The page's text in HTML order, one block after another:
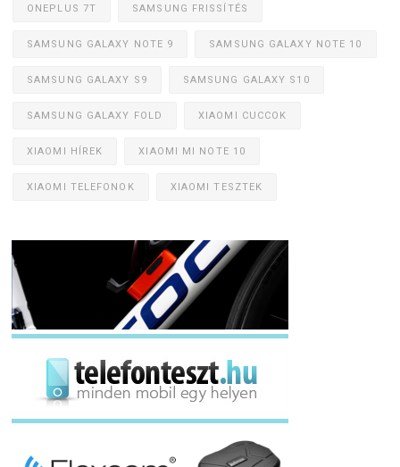
ONEPLUS 7T SAMSUNG FRISSÍTÉS
SAMSUNG GALAXY NOTE 9 SAMSUNG GALAXY NOTE 10
SAMSUNG GALAXY S9 SAMSUNG GALAXY S10
SAMSUNG GALAXY FOLD XIAOMI CUCCOK
XIAOMI HÍREK XIAOMI MI NOTE 10
XIAOMI TELEFONOK XIAOMI TESZTEK